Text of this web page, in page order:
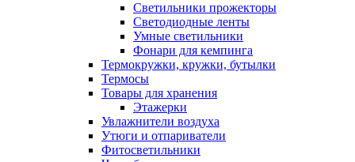
Светильники прожекторы
Светодиодные ленты
Умные светильники
Фонари для кемпинга
Термокружки, кружки, бутылки
Термосы
Товары для хранения
Этажерки
Увлажнители воздуха
Утюги и отпариватели
Фитосветильники